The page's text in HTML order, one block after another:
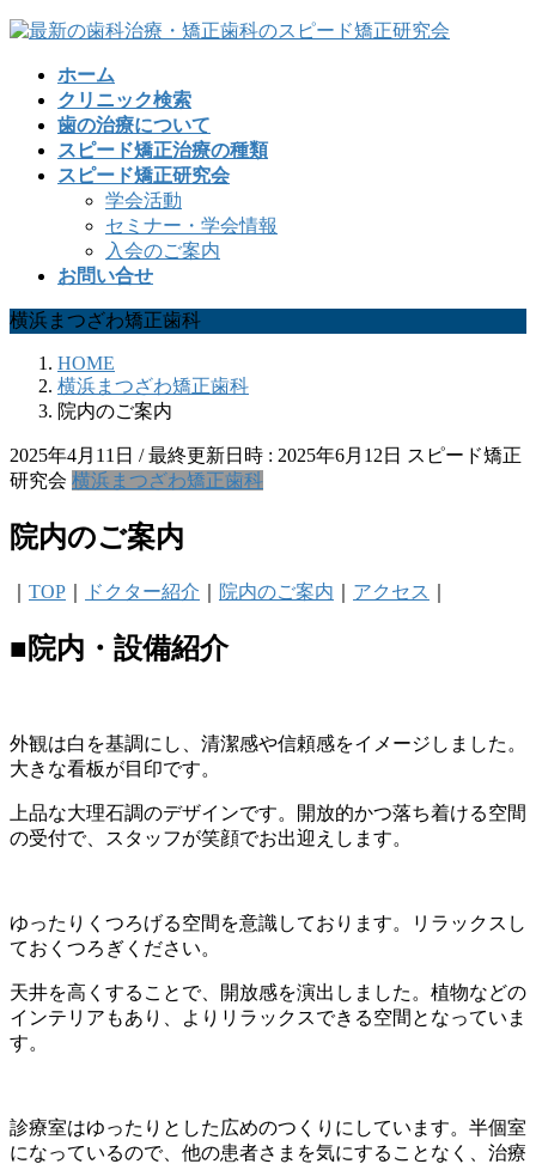
コ
ナ
ホーム
クリニック検索
歯の治療について
スピード矯正治療の種類
スピード矯正研究会
学会活動
セミナー・学会情報
入会のご案内
お問い合せ
横浜まつざわ矯正歯科
HOME
横浜まつざわ矯正歯科
院内のご案内
2025年4月11日 / 最終更新日時 : 2025年6月12日 スピード矯正
研究会 横浜まつざわ矯正歯科
院内のご案内
TOP ドクター紹介 院内のご案内 アクセス
■院内・設備紹介
外観は白を基調にし、清潔感や信頼感をイメージしました。
大きな看板が目印です。
上品な大理石調のデザインです。開放的かつ落ち着ける空間
の受付で、スタッフが笑顔でお出迎えします。
ゆったりくつろげる空間を意識しております。リラックスし
ておくつろぎください。
天井を高くすることで、開放感を演出しました。植物などの
インテリアもあり、よりリラックスできる空間となっていま
す。
診療室はゆったりとした広めのつくりにしています。半個室
になっているので、他の患者さまを気にすることなく、治療